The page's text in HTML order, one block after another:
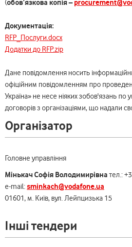
(обов’язкова копія –
Документація:
RFP_Послуги.docx
Додатки до RFP.zip
Дане повідомлення носить
офіційним повідомленням про
Україна» не несе ніяких зобов'язань по
договорів з організаціями, що надали
Організатор
Головне управління
Мінькач Софія Володимирівна тел.:
e-mail:sminkach@vodafone.ua
01601, м. Київ, вул. Лейпцизька 15
Інші тендери